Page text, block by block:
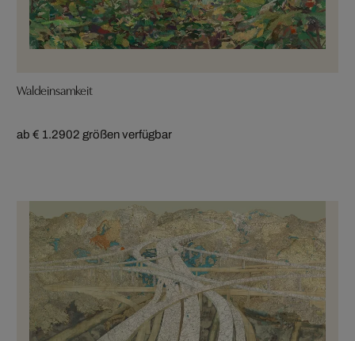
Waldeinsamkeit
ab € 1.2902 größen verfügbar